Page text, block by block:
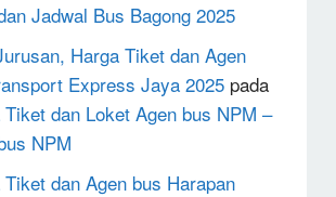
Jadwal Bus Bagong 2025
Harga Tiket dan Agen
Express Jaya 2025 pada
Tiket dan Loket Agen bus NPM –
NPM
Tiket dan Agen bus Harapan